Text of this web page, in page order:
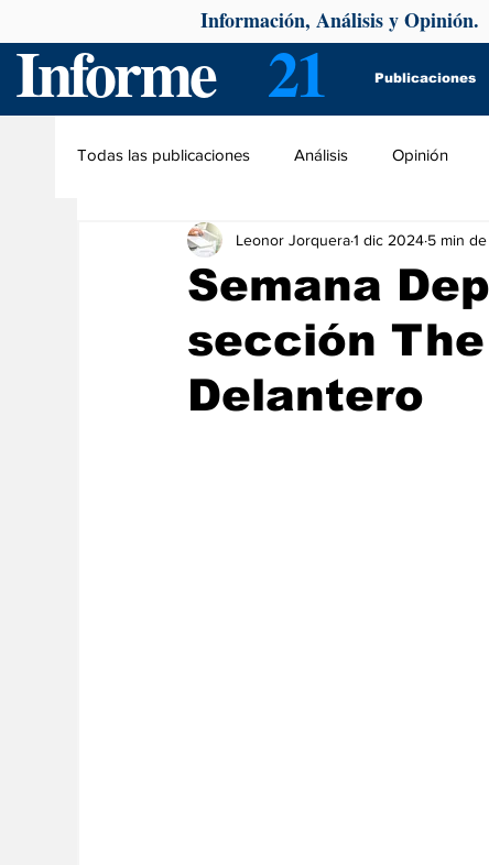
Informe 21 Publicaciones
Información, Análisis y Opinión.
Todas las publicaciones Análisis Opinión
Semana
sección
Delantero
Leonor Jorquera1 dic 2024 5 min